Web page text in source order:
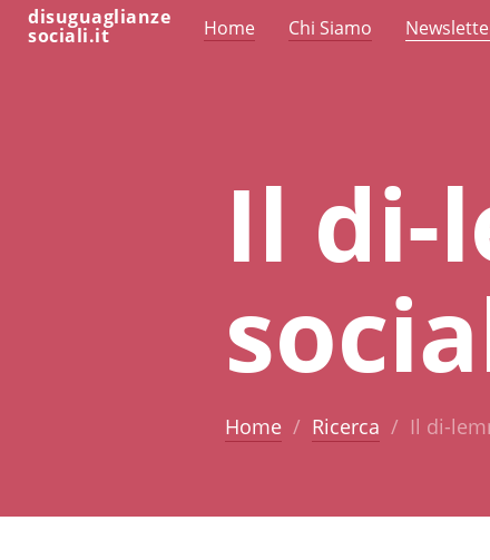
disuguaglianze
sociali.it Home Chi Siamo
Il di-
Home Ricerca Il di-